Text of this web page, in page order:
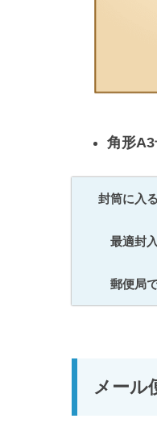
角形A3
封筒に入
最適封
郵便局
メール